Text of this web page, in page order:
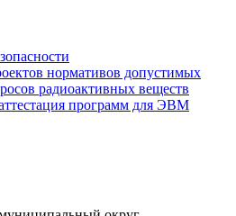
нормативов допустимых
радиоактивных веществ
программ для ЭВМ